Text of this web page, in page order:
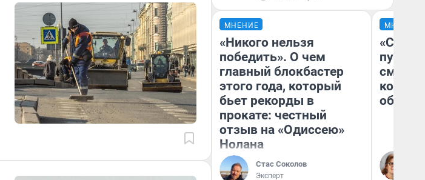
МНЕНИЕ
«Никого нельзя
победить». О чем
главный блокбастер
этого года, который
бьет рекорды в
прокате: честный
отзыв на «Одиссею»
Нолана
Стас Соколов
Эксперт
МНЕНИЕ